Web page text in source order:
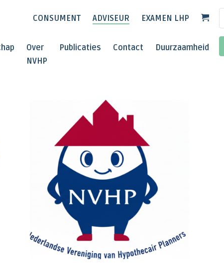
CONSUMENT ADVISEUR EXAMEN LHP
Over
NVHP
Publicaties Contact Duurzaamheid